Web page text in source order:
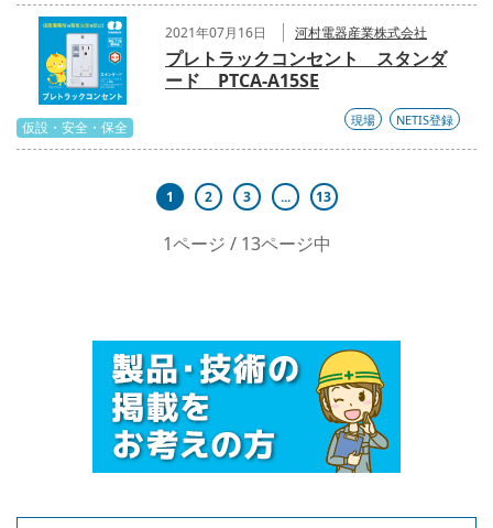
仮設・安全・保全
2021年07月16日 河村電器産業株式会社
プレトラックコンセント スタンダ
ード PTCA-A15SE
現場 NETIS登録
1 2 3 ... 13
1ページ / 13ページ中